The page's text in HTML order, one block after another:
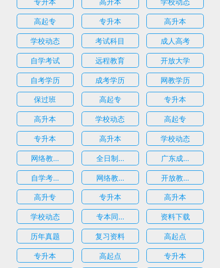
高起专
专升本
高升本
学校动态
考试科目
成人高考
自学考试
远程教育
开放大学
自考学历
成考学历
网教学历
保过班
高起专
专升本
高升本
学校动态
高起专
专升本
高升本
学校动态
网络教...
全日制...
广东成...
自学考...
网络教...
开放教...
高升专
专升本
高升本
学校动态
专本同...
资料下载
历年真题
复习资料
高起点
专升本
高起点
专升本